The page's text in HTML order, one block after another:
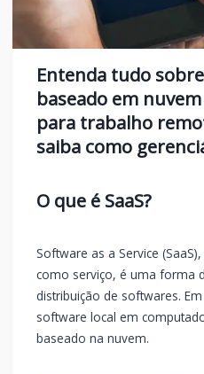
Entenda tudo
baseado em
para trabalho
saiba como
O que é SaaS?
Software as a Service
como serviço, é uma forma
distribuição de softwares.
software local em
baseado na nuvem.